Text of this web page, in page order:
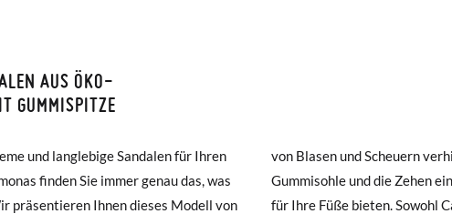
AUS ÖKO-
GUMMISPITZE
und langlebige Sandalen für Ihren
finden Sie immer genau das, was
präsentieren Ihnen dieses Modell von
Scheuern verhindert, während die
Zehen einen hervorragenden Schutz
Sowohl Canvas als auch Gummi sind
RETOURS
dauert 4 bis 6 Werktage. Bitte beachten Sie, dass die Bestellung vor
sie andernfalls erst am darauffolgenden Tag zugestellt wird.